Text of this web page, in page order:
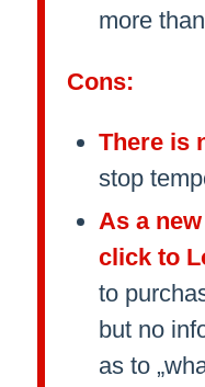
more
Cons:
There is
stop
As a
click to
to
but no
as to